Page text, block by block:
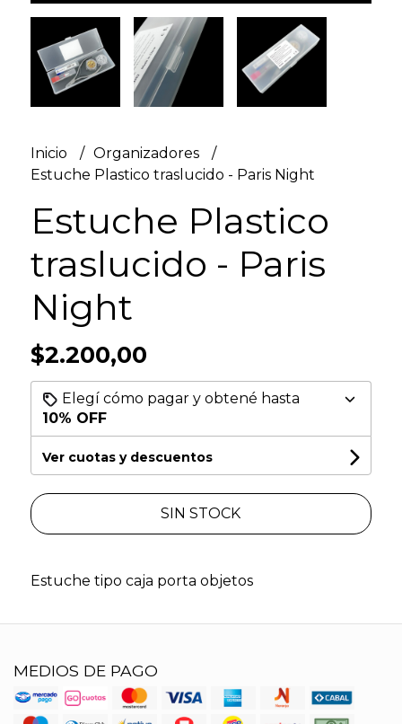
Inicio
Organizadores
Estuche Plastico traslucido - Paris Night
Estuche Plastico
traslucido - Paris
Night
$2.200,00
Elegí cómo pagar y obtené hasta
10% OFF
Ver cuotas y descuentos
SIN STOCK
Estuche tipo caja porta objetos
MEDIOS DE PAGO